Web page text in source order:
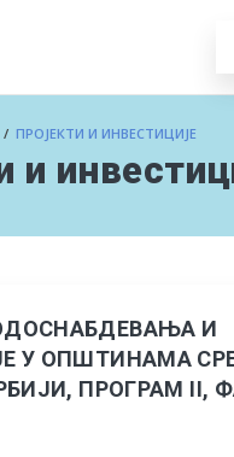
/ ПРОЈЕКТИ И ИНВЕСТИЦИЈЕ
и
И
У ОПШТИНАМА
ПРОГРАМ II,